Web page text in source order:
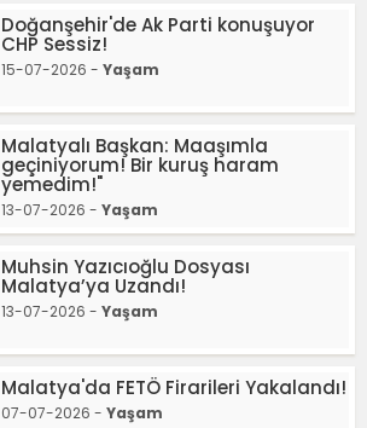
Doğanşehir'de Ak Parti konuşuyor
CHP Sessiz!
15-07-2026 - Yaşam
Malatyalı Başkan: Maaşımla
geçiniyorum! Bir kuruş haram
yemedim!"
13-07-2026 - Yaşam
Muhsin Yazıcıoğlu Dosyası
Malatya’ya Uzandı!
13-07-2026 - Yaşam
Malatya'da FETÖ Firarileri Yakalandı!
07-07-2026 - Yaşam